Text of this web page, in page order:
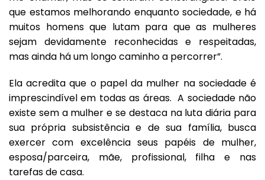
que estamos melhorando enquanto sociedade, e há
muitos homens que lutam para que as mulheres
sejam devidamente reconhecidas e respeitadas,
mas ainda há um longo caminho a percorrer”.
Ela acredita que o papel da mulher na sociedade é
imprescindível em todas as áreas. A sociedade não
existe sem a mulher e se destaca na luta diária para
sua própria subsistência e de sua família, busca
exercer com excelência seus papéis de mulher,
esposa/parceira, mãe, profissional, filha e nas
tarefas de casa.